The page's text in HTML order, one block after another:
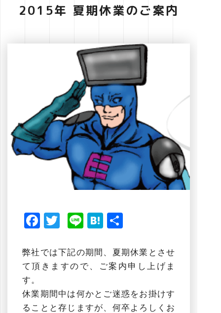
2015年 夏期休業のご案内
Facebook
TwitterLineHatena
弊社では下記の期間、夏期休業とさせ
て頂きますので、ご案内申し上げま
す。
休業期間中は何かとご迷惑をお掛けす
ることと存じますが、何卒よろしくお